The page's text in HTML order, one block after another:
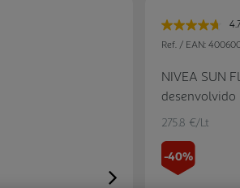
Ref. / EAN:
NIVEA SUN
pele
Também
poderoso
275.8 €/Lt
-40%